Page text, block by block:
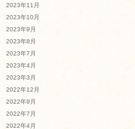
2023年11月
2023年10月
2023年9月
2023年8月
2023年7月
2023年4月
2023年3月
2022年12月
2022年9月
2022年7月
2022年4月